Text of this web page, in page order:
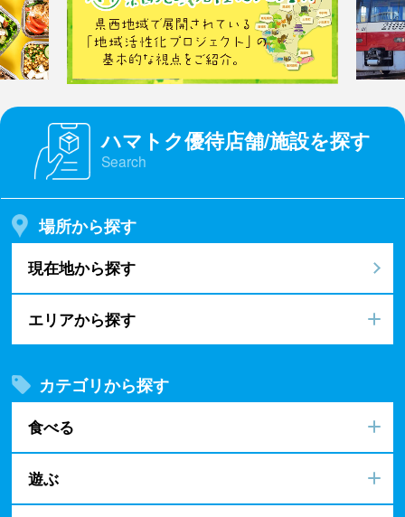
ハマトク優待店舗/施設を探す
Search
場所から探す
現在地から探す
エリアから探す
カテゴリから探す
食べる
遊ぶ